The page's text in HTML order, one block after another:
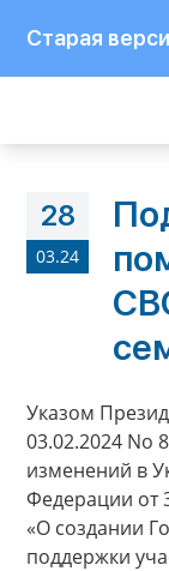
Старая
28
03.24
Указом
03.02.2024 No
изменений в
Федерации от
«О создании
поддержки